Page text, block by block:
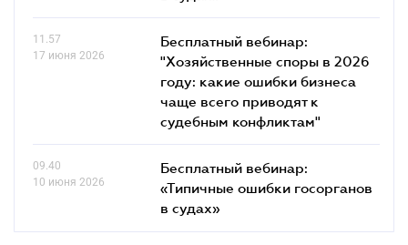
11.57
17 июня 2026
Бесплатный вебинар:
"Хозяйственные споры в 2026
году: какие ошибки бизнеса
чаще всего приводят к
судебным конфликтам"
09.40
10 июня 2026
Бесплатный вебинар:
«Типичные ошибки госорганов
в судах»